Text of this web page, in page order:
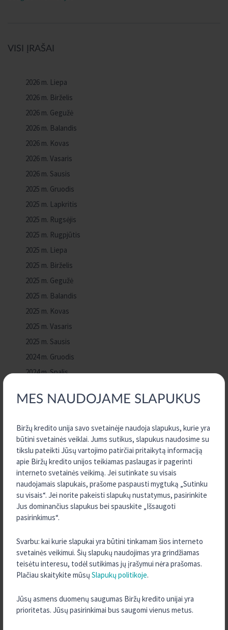
MES NAUDOJAME SLAPUKUS
Biržų kredito unija savo svetainėje naudoja slapukus, kurie yra
būtini svetainės veiklai. Jums sutikus, slapukus naudosime su
tikslu pateikti Jūsų vartojimo patirčiai pritaikytą informaciją
apie Biržų kredito unijos teikiamas paslaugas ir pagerinti
interneto svetainės veikimą. Jei sutinkate su visais
naudojamais slapukais, prašome paspausti mygtuką „Sutinku
su visais“. Jei norite pakeisti slapukų nustatymus, pasirinkite
Jus dominančius slapukus bei spauskite „Išsaugoti
pasirinkimus“.
Svarbu: kai kurie slapukai yra būtini tinkamam šios interneto
svetainės veikimui. Šių slapukų naudojimas yra grindžiamas
teisėtu interesu, todėl sutikimas jų įrašymui nėra prašomas.
Plačiau skaitykite mūsų Slapukų politikoje.
Jūsų asmens duomenų saugumas Biržų kredito unijai yra
prioritetas. Jūsų pasirinkimai bus saugomi vienus metus.
VISI ĮRAŠAI
2026 m. Liepa
2026 m. Birželis
2026 m. Gegužė
2026 m. Balandis
2026 m. Kovas
2026 m. Vasaris
2026 m. Sausis
2025 m. Gruodis
2025 m. Lapkritis
2025 m. Rugsėjis
2025 m. Rugpjūtis
2025 m. Liepa
2025 m. Birželis
2025 m. Gegužė
2025 m. Balandis
2025 m. Kovas
2025 m. Vasaris
2025 m. Sausis
2024 m. Gruodis
2024 m. Spalis
2024 m. Rugpjūtis
2023 m. Gruodis
2023 m. Rugpjūtis
2023 m. Liepa
2023 m. Birželis
2023 m. Vasaris
2022 m. Gruodis
2022 m. Rugsėjis
2022 m. Rugpjūtis
2022 m. Gegužė
2022 m. Vasaris
2022 m. Sausis